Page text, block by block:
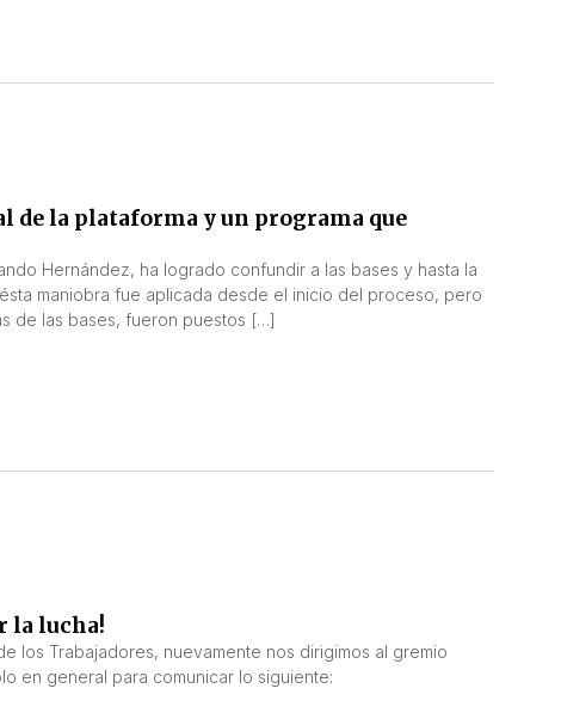
de la plataforma y un programa que
Hernández, ha logrado confundir a las bases y hasta la
maniobra fue aplicada desde el inicio del proceso, pero
de las bases, fueron puestos […]
la lucha!
los Trabajadores, nuevamente nos dirigimos al gremio
en general para comunicar lo siguiente: